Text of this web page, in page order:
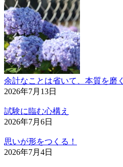
余計なことは省いて、本質を磨く
2026年7月13日
試験に臨む心構え
2026年7月6日
思いが形をつくる！
2026年7月4日